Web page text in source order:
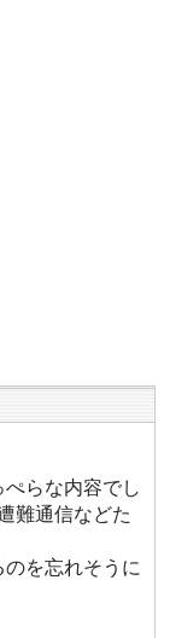
らな内容でし
難通信などた
を忘れそうに